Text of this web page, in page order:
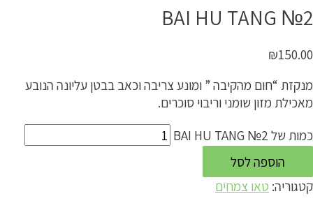
BAI HU TANG №2
₪150.00
מנקזת “חום מהקיבה ” ומונע צריבה וכאב בבטן עליונה הנובע
מאכילת מזון שומני וריבוי סוכרים.
כמות של BAI HU TANG №2
הוספה לסל
קטגוריה: טאו צמחים